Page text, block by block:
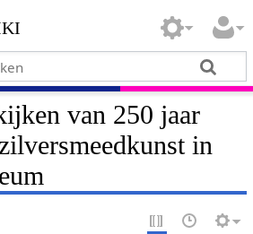
van 250 jaar
in